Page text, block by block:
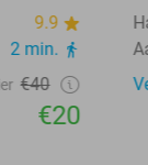
9.9
2 min.
€40
€20